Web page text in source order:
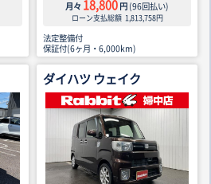
月々 18,800 円 (96回払い)
ローン支払総額 1,813,758円
法定整備付
保証付(6ヶ月・6,000km)
ダイハツ ウェイク